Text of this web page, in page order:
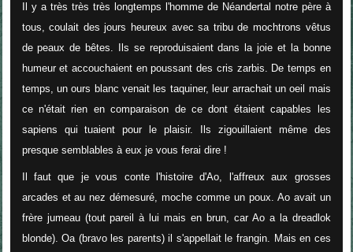
Il y a très très très longtemps l'homme de Néandertal notre père à
tous, coulait des jours heureux avec sa tribu de mochtrons vêtus
de peaux de bêtes. Ils se reproduisaient dans la joie et la bonne
humeur et accouchaient en poussant des cris zarbis. De temps en
temps, un ours blanc venait les taquiner, leur arrachait un oeil mais
ce n'était rien en comparaison de ce dont étaient capables les
sapiens qui tuaient pour le plaisir. Ils zigouillaient même des
presque semblables à eux je vous ferai dire !
Il faut que je vous conte l'histoire d'Ao, l'affreux aux grosses
arcades et au nez démesuré, moche comme un poux. Ao avait un
frère jumeau (tout pareil à lui mais en brun, car Ao a la dreadlok
blonde). Oa (bravo les parents) il s'appellait le frangin. Mais en ces